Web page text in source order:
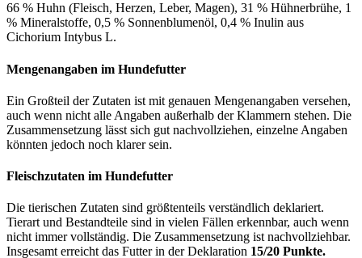
66 % Huhn (Fleisch, Herzen, Leber, Magen), 31 % Hühnerbrühe, 1
% Mineralstoffe, 0,5 % Sonnenblumenöl, 0,4 % Inulin aus
Cichorium Intybus L.
Mengenangaben im Hundefutter
Ein Großteil der Zutaten ist mit genauen Mengenangaben versehen,
auch wenn nicht alle Angaben außerhalb der Klammern stehen. Die
Zusammensetzung lässt sich gut nachvollziehen, einzelne Angaben
könnten jedoch noch klarer sein.
Fleischzutaten im Hundefutter
Die tierischen Zutaten sind größtenteils verständlich deklariert.
Tierart und Bestandteile sind in vielen Fällen erkennbar, auch wenn
nicht immer vollständig. Die Zusammensetzung ist nachvollziehbar.
Insgesamt erreicht das Futter in der Deklaration 15/20 Punkte.